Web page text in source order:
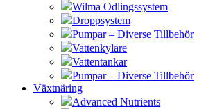
Wilma Odlingssystem
Droppsystem
Pumpar – Diverse Tillbehör
Vattenkylare
Vattentankar
Pumpar – Diverse Tillbehör
Växtnäring
Advanced Nutrients